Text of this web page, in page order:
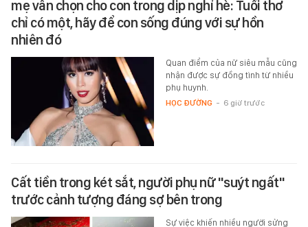
mẹ vẫn chọn cho con trong dịp nghỉ hè: Tuổi thơ
chỉ có một, hãy để con sống đúng với sự hồn
nhiên đó
Quan điểm của nữ siêu mẫu cũng
nhận được sự đồng tình từ nhiều
phụ huynh.
HỌC ĐƯỜNG - 6 giờ trước
Cất tiền trong két sắt, người phụ nữ "suýt ngất"
trước cảnh tượng đáng sợ bên trong
Sự việc khiến nhiều người sửng